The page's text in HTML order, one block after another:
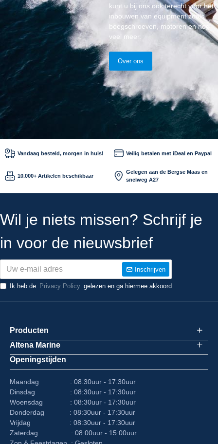
kunt u bij ons ook terecht voor het
inbouwen van equipment zoals
boegschroeven, motoren en nog
veel meer.
Over ons
Vandaag besteld, morgen in huis! Veilig betalen met iDeal en Paypal
10.000+ Artikelen beschikbaar
Gelegen aan de Bergse Maas en
snelweg A27
Wil je niets missen? Schrijf je
in voor de nieuwsbrief
Inschrijven
Ik heb de Privacy Policy gelezen en ga hiermee akkoord
Producten
Altena Marine
Openingstijden
Maandag : 08:30uur - 17:30uur
Dinsdag : 08:30uur - 17:30uur
Woensdag : 08:30uur - 17:30uur
Donderdag : 08:30uur - 17:30uur
Vrijdag : 08:30uur - 17:30uur
Zaterdag : 08:00uur - 15:00uur